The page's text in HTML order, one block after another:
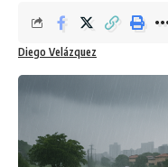
Diego Velázquez